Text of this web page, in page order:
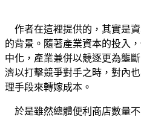
作者在這裡提供的，其實是
的背景。隨著產業資本的投入
中化，產業兼併以競逐更為壟
濟以打擊競爭對手之時，對內
理手段來轉嫁成本。
於是雖然總體便利商店數量